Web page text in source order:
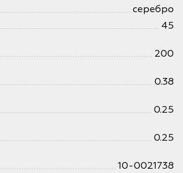
серебро
45
200
0.38
0.25
0.25
10-0021738